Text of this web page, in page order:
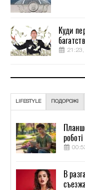
Куди
21:23,
LIFESTYLE ПОДОРОЖІ
В